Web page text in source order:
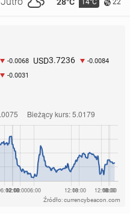
22
-0.0068 USD3.7236 -0.0084
-0.0031
Źródło: currencybeacon.com